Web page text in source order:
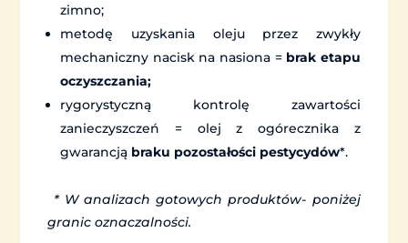
zimno;
metodę uzyskania oleju przez zwykły
mechaniczny nacisk na nasiona = brak etapu
oczyszczania;
rygorystyczną kontrolę zawartości
zanieczyszczeń = olej z ogórecznika z
gwarancją braku pozostałości pestycydów*.
* W analizach gotowych produktów- poniżej
granic oznaczalności.